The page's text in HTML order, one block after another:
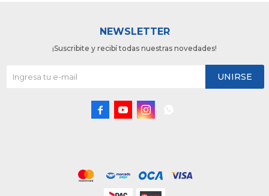
NEWSLETTER
¡Suscribite y recibí todas nuestras novedades!
UNIRSE
  